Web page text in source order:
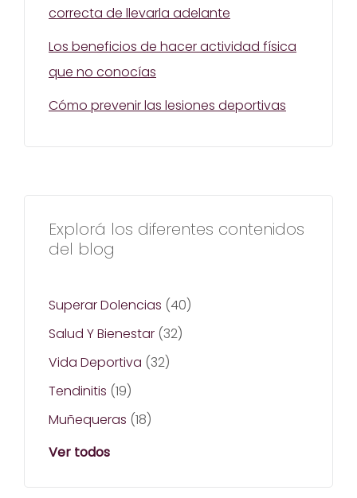
correcta de llevarla adelante
Los beneficios de hacer actividad física
que no conocías
Cómo prevenir las lesiones deportivas
Explorá los diferentes contenidos
del blog
Superar Dolencias (40)
Salud Y Bienestar (32)
Vida Deportiva (32)
Tendinitis (19)
Muñequeras (18)
Ver todos